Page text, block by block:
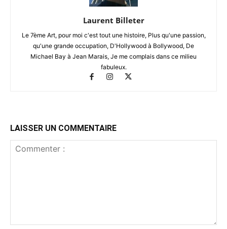
Laurent Billeter
Le 7ème Art, pour moi c'est tout une histoire, Plus qu'une passion,
qu'une grande occupation, D'Hollywood à Bollywood, De
Michael Bay à Jean Marais, Je me complais dans ce milieu
fabuleux.
LAISSER UN COMMENTAIRE